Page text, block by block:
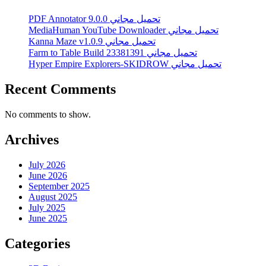
PDF Annotator 9.0.0 تحميل مجاني
MediaHuman YouTube Downloader تحميل مجاني
Kanna Maze v1.0.9 تحميل مجاني
Farm to Table Build 23381391 تحميل مجاني
Hyper Empire Explorers-SKIDROW تحميل مجاني
Recent Comments
No comments to show.
Archives
July 2026
June 2026
September 2025
August 2025
July 2025
June 2025
Categories